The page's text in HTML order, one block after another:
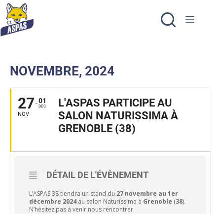
NOVEMBRE, 2024
27
NOV
01
DEC
L'ASPAS PARTICIPE AU
SALON NATURISSIMA À
GRENOBLE (38)
DÉTAIL DE L'ÉVÈNEMENT
L’ASPAS 38 tiendra un stand du 27 novembre au 1er
décembre 2024 au salon Naturissima à Grenoble (38).
N’hésitez pas à venir nous rencontrer.